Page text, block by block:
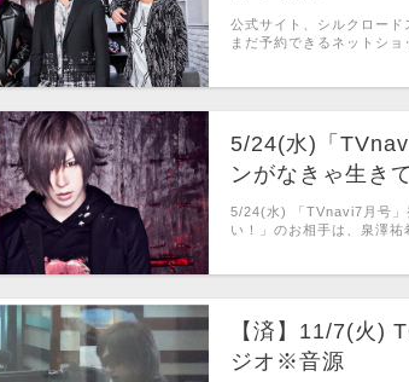
公式サイト、シルクロー
まだ予約できるネットシ
5/24(水)「
ンがなきゃ生き
5/24(水) 「TVnavi7月号」
い！」のお相手は、泉澤
【済】11/7(火)
ジオ※音源